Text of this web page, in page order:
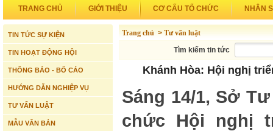
TRANG CHỦ GIỚI THIỆU CƠ CẤU TỔ CHỨC NHÂN
TIN TỨC SỰ KIỆN
TIN HOẠT ĐỘNG HỘI
THÔNG BÁO - BỐ CÁO
HƯỚNG DẪN NGHIỆP VỤ
TƯ VẤN LUẬT
MẪU VĂN BẢN
Trang chủ > Tư vấn luật
Tìm kiếm tin tức
Khánh Hòa: Hội nghị
Sáng 14/1, Sở
chức Hội nghị